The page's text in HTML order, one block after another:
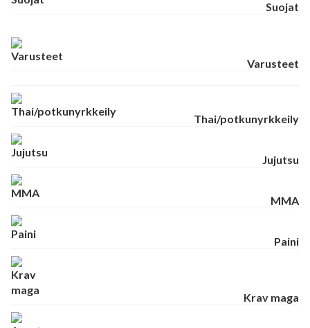
Suojat
Varusteet
Thai/potkunyrkkeily
Jujutsu
MMA
Paini
Krav maga